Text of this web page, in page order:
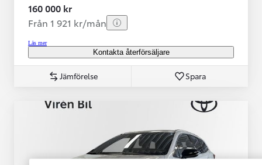
160 000 kr
Från 1 921 kr/mån
Läs mer
Kontakta återförsäljare
Jämförelse Spara